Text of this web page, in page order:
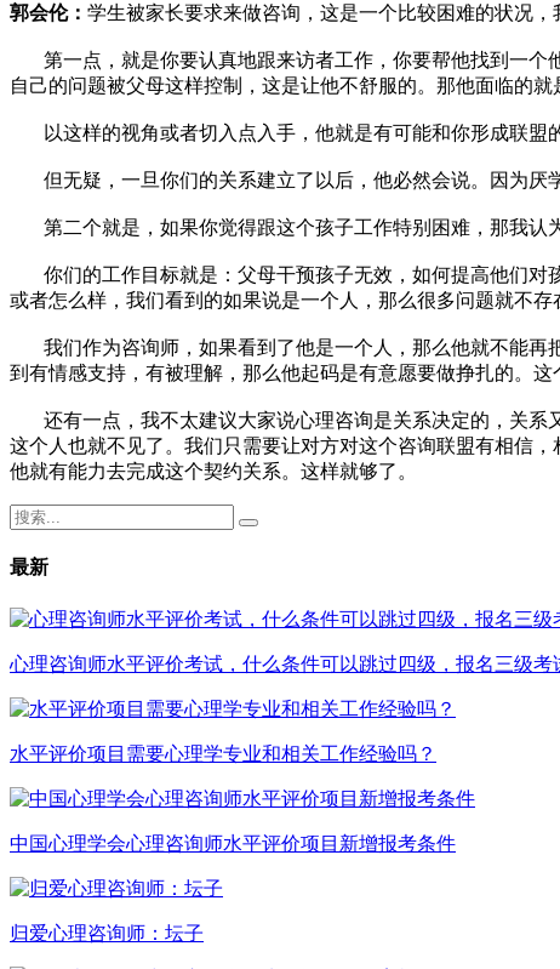
郭会伦： 学生被家长要求来做咨询，这是一个比较困难的状况
第一点，就是你要认真地跟来访者工作，你要帮他找到一个
自己的问题被父母这样控制，这是让他不舒服的。那他面临的
以这样的视角或者切入点入手，他就是有可能和你形成联
但无疑，一旦你们的关系建立了以后，他必然会说。因为
第二个就是，如果你觉得跟这个孩子工作特别困难，那我认
你们的工作目标就是：父母干预孩子无效，如何提高他们
或者怎么样，我们看到的如果说是一个人，那么很多问题就不存
我们作为咨询师，如果看到了他是一个人，那么他就不能
到有情感支持，有被理解，那么他起码是有意愿要做挣扎的。
还有一点，我不太建议大家说心理咨询是关系决定的，关
这个人也就不见了。我们只需要让对方对这个咨询联盟有相信
他就有能力去完成这个契约关系。这样就够了。
最新
心理咨询师水平评价考试，什么条件可以跳过四级，报名三级考
水平评价项目需要心理学专业和相关工作经验吗？
中国心理学会心理咨询师水平评价项目新增报考条件
归爱心理咨询师：坛子